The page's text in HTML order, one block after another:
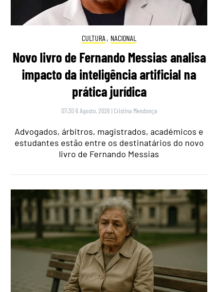
CULTURA , NACIONAL
Novo livro de Fernando Messias analisa
impacto da inteligência artificial na
prática jurídica
07:30 6 Agosto, 2026 | Cristina Mendonça
Advogados, árbitros, magistrados, académicos e
estudantes estão entre os destinatários do novo
livro de Fernando Messias